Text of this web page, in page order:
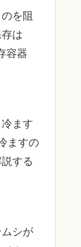
を阻
は
容器
ます
ますの
する
シが